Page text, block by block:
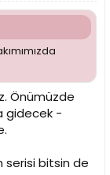
Önümüzde
gidecek -
serisi bitsin de